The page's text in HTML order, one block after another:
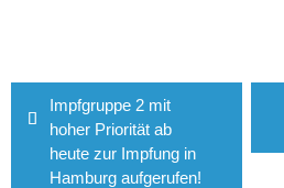
Beitragsnavigation
Impfgruppe 2 mit
hoher Priorität ab
heute zur Impfung in
Hamburg aufgerufen!